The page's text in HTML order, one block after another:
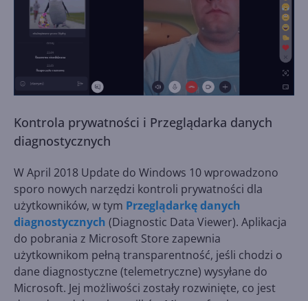
Kontrola prywatności i Przeglądarka danych
diagnostycznych
W April 2018 Update do Windows 10 wprowadzono
sporo nowych narzędzi kontroli prywatności dla
użytkowników, w tym Przeglądarkę danych
diagnostycznych (Diagnostic Data Viewer). Aplikacja
do pobrania z Microsoft Store zapewnia
użytkownikom pełną transparentność, jeśli chodzi o
dane diagnostyczne (telemetryczne) wysyłane do
Microsoft. Jej możliwości zostały rozwinięte, co jest